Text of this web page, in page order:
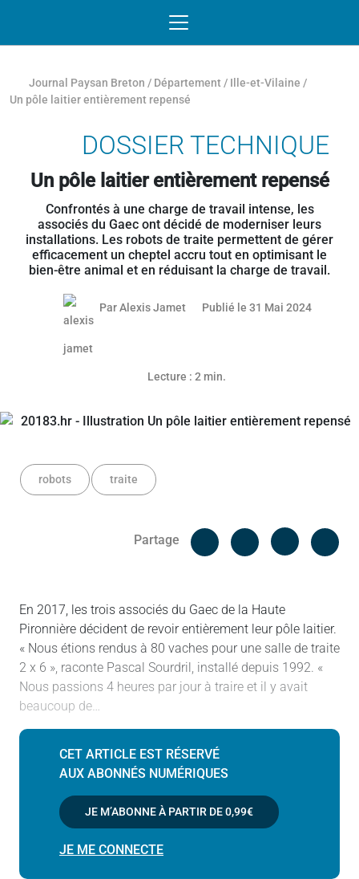
Journal Paysan Breton / Département / Ille-et-Vilaine /
Un pôle laitier entièrement repensé
DOSSIER TECHNIQUE
Un pôle laitier entièrement repensé
Confrontés à une charge de travail intense, les
associés du Gaec ont décidé de moderniser leurs
installations. Les robots de traite permettent de gérer
efficacement un cheptel accru tout en optimisant le
bien-être animal et en réduisant la charge de travail.
Article réservé aux abonnés
ParAlexis Jamet Publié le 31 Mai 202420 juin
Lecture : 2 min.
robots traite
Partage
Facebook
En 2017, les trois associés du Gaec de la Haute
Pironnière décident de revoir entièrement leur pôle laitier.
« Nous étions rendus à 80 vaches pour une salle de traite
2 x 6 », raconte Pascal Sourdril, installé depuis 1992. «
Nous passions 4 heures par jour à traire et il y avait
beaucoup de…
CET ARTICLE EST RÉSERVÉ
AUX ABONNÉS NUMÉRIQUES
JE M’ABONNE À PARTIR DE0,99€
JE ME CONNECTE